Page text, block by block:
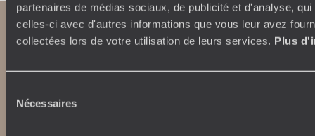
partenaires de médias sociaux, de publicité et d'analyse,
celles-ci avec d'autres informations que vous leur avez
collectées lors de votre utilisation de leurs services. Plus
Nécessaires